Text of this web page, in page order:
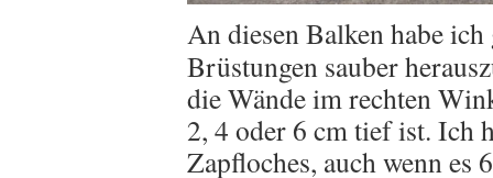
An diesen Balken habe
Brüstungen sauber
die Wände im rechten
2, 4 oder 6 cm tief ist. Ich
Zapfloches, auch wenn es